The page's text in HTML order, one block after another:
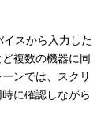
イスから入力した
複数の機器に同
ンでは、スクリ
に確認しながら